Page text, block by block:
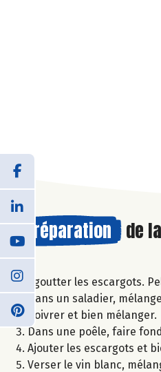
Préparation de la
Egoutter les escargots.
Dans un saladier,
poivrer et bien mélanger.
Dans une poêle, faire
Ajouter les escargots et
Verser le vin blanc,